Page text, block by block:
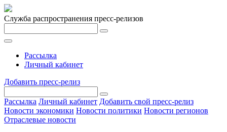
Служба распространения пресс-релизов
Рассылка
Личный кабинет
Добавить пресс-релиз
Рассылка Личный кабинет Добавить свой пресс-релиз
Новости экономики Новости политики Новости регионов
Отраслевые новости